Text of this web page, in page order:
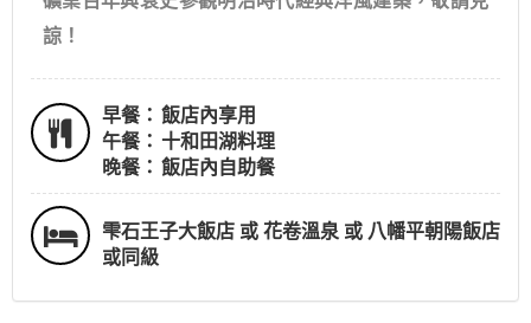
諒！
早餐： 飯店內享用
午餐： 十和田湖料理
晚餐： 飯店內自助餐
雫石王子大飯店 或 花卷溫泉 或 八幡平朝陽飯店
或同級